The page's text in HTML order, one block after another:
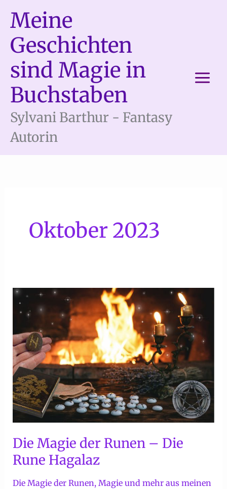
Inhalt
springen
Meine
Geschichten
sind Magie in
Buchstaben
Sylvani Barthur - Fantasy
Autorin
Oktober 2023
Die Magie der Runen – Die
Rune Hagalaz
Die Magie der Runen, Magie und mehr aus meinen